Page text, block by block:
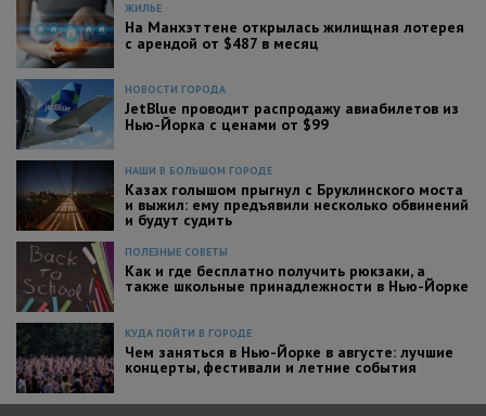
ЖИЛЬЕ
На Манхэттене открылась жилищная лотерея
с арендой от $487 в месяц
НОВОСТИ ГОРОДА
JetBlue проводит распродажу авиабилетов из
Нью-Йорка с ценами от $99
ПОЛЕЗНЫЕ СОВЕТЫ
Как и где бесплатно получить рюкзаки, а
также школьные принадлежности в Нью-Йорке
НАШИ В БОЛЬШОМ ГОРОДЕ
Казах голышом прыгнул с Бруклинского моста
и выжил: ему предъявили несколько обвинений
и будут судить
КУДА ПОЙТИ В ГОРОДЕ
Чем заняться в Нью-Йорке в августе: лучшие
концерты, фестивали и летние события